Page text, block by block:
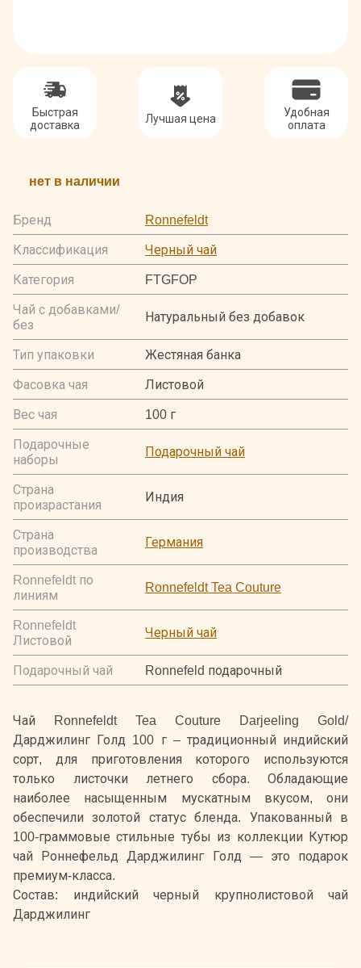
Быстрая
доставка
Лучшая цена
Удобная
оплата
нет в наличии
Бренд
Ronnefeldt
Классификация
Черный чай
Категория
FTGFOP
Чай с добавками/
без
Натуральный без добавок
Тип упаковки
Жестяная банка
Фасовка чая
Листовой
Вес чая
100 г
Подарочные
наборы
Подарочный чай
Страна
произрастания
Индия
Страна
производства
Германия
Ronnefeldt по
линиям
Ronnefeldt Tea Couture
Ronnefeldt
Листовой
Черный чай
Подарочный чай Ronnefeld подарочный
Чай Ronnefeldt Tea Couture Darjeeling Gold/
Дарджилинг Голд 100 г – традиционный индийский
сорт, для приготовления которого используются
только листочки летнего сбора. Обладающие
наиболее насыщенным мускатным вкусом, они
обеспечили золотой статус бленда. Упакованный в
100-граммовые стильные тубы из коллекции Кутюр
чай Роннефельд Дарджилинг Голд — это подарок
премиум-класса.
Состав: индийский черный крупнолистовой чай
Дарджилинг